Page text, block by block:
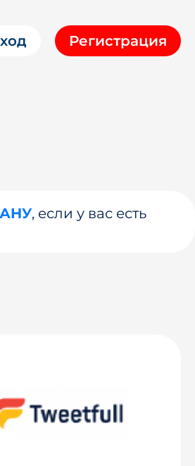
Регистрация
, если у вас есть